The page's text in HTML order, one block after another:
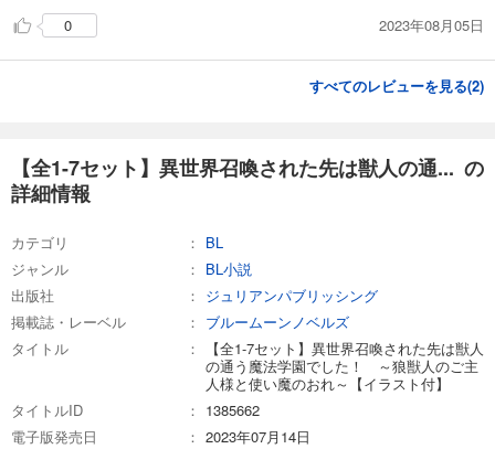
0
2023年08月05日
すべてのレビューを見る(2)
【全1-7セット】異世界召喚された先は獣人の通... の
詳細情報
カテゴリ
BL
ジャンル
BL小説
出版社
ジュリアンパブリッシング
掲載誌・レーベル
ブルームーンノベルズ
タイトル
【全1-7セット】異世界召喚された先は獣人
の通う魔法学園でした！ ～狼獣人のご主
人様と使い魔のおれ～【イラスト付】
タイトルID
1385662
電子版発売日
2023年07月14日